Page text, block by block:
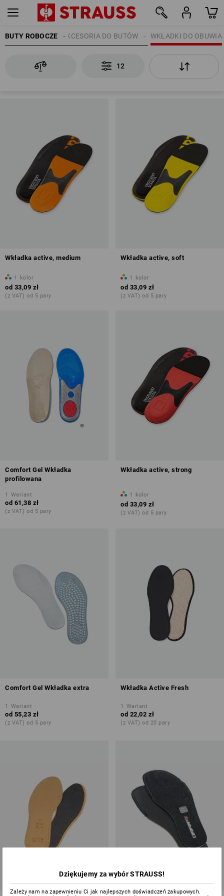
BUTY ROBOCZE WKŁADKI DO OBUWIA
AKCESORIA DO BUTÓW
12
Wkładka active, medium
1 kolor
od 33,09 zł
(z VAT) od 5 pary
Wkładka active, soft
1 kolor
od 33,09 zł
(z VAT) od 5 pary
Comfort Gel Wkładka
profilowana
1 Wariant
od 61,38 zł
(z VAT) od 5 pary
Wkładka active, strong
1 kolor
od 33,09 zł
(z VAT) od 5 pary
Comfort Gel Wkładka extra
1 Wariant
od 55,23 zł
(z VAT) od 5 pary
Wkładka Active Fresh
1 Wariant
od 22,02 zł
(z VAT) od 20 pary
Dziękujemy za wybór STRAUSS!
Zależy nam na zapewnieniu Ci jak najlepszych doświadczeń zakupowych.